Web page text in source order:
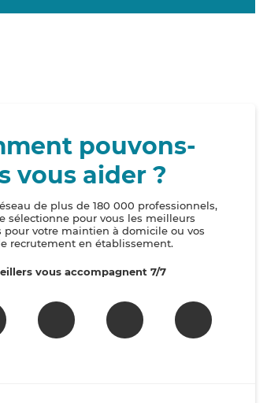
pouvons-
vous aider ?
de plus de 180 000 professionnels,
sélectionne pour vous les meilleurs
pour votre maintien à domicile ou vos
recrutement en établissement.
vous accompagnent 7/7